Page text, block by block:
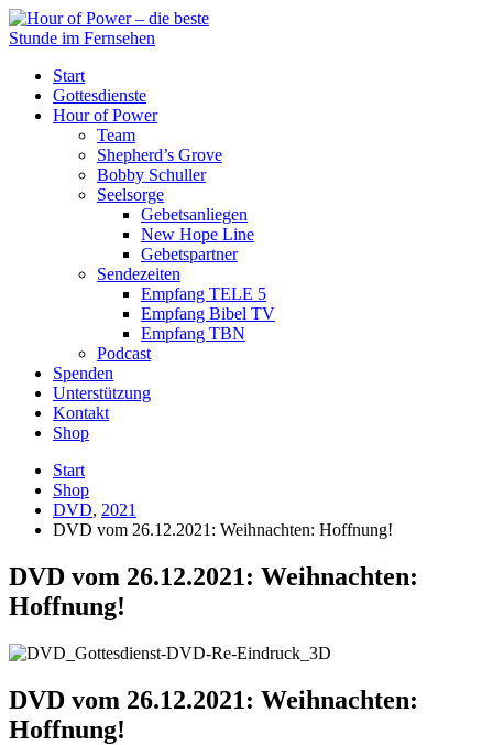
Start
Gottesdienste
Hour of Power
Team
Shepherd’s Grove
Bobby Schuller
Seelsorge
Gebetsanliegen
New Hope Line
Gebetspartner
Sendezeiten
Empfang TELE 5
Empfang Bibel TV
Empfang TBN
Podcast
Spenden
Unterstützung
Kontakt
Shop
Start
Shop
DVD, 2021
DVD vom 26.12.2021: Weihnachten: Hoffnung!
DVD vom 26.12.2021: Weihnachten:
Hoffnung!
DVD vom 26.12.2021: Weihnachten:
Hoffnung!